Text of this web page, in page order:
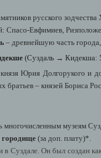
русского
Спасо-Евфимиев,
– древнейшую часть
(Суздаль → Кидекша:
князя Юрия Долгорукого
братьев – князей Бориса
многочисленным музеям
(за доп. плату)*.
Он был создан